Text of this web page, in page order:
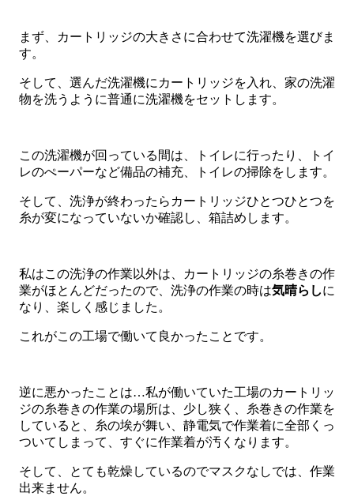
まず、カートリッジの大きさに合わせて洗濯機を選びま
す。
そして、選んだ洗濯機にカートリッジを入れ、家の洗濯
物を洗うように普通に洗濯機をセットします。
この洗濯機が回っている間は、トイレに行ったり、トイ
レのぺーパーなど備品の補充、トイレの掃除をします。
そして、洗浄が終わったらカートリッジひとつひとつを
糸が変になっていないか確認し、箱詰めします。
私はこの洗浄の作業以外は、カートリッジの糸巻きの作
業がほとんどだったので、洗浄の作業の時は気晴らしに
なり、楽しく感じました。
これがこの工場で働いて良かったことです。
逆に悪かったことは…私が働いていた工場のカートリッ
ジの糸巻きの作業の場所は、少し狭く、糸巻きの作業を
していると、糸の埃が舞い、静電気で作業着に全部くっ
ついてしまって、すぐに作業着が汚くなります。
そして、とても乾燥しているのでマスクなしでは、作業
出来ません。